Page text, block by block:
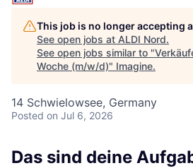
This job is no longer accepting
See open jobs at ALDI Nord.
See open jobs similar to "
Woche (m/w/d)" Imagine.
14 Schwielowsee, Germany
Posted on Jul 6, 2026
Das sind deine